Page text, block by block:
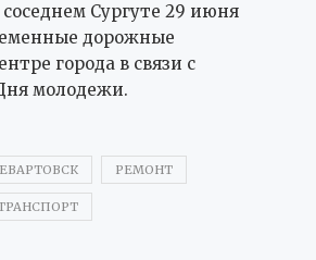
Сургуте 29 июня
дорожные
города в связи с
молодежи.
РЕМОНТ